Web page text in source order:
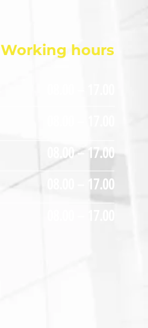
Working hours
08.00 – 17.00
08.00 – 17.00